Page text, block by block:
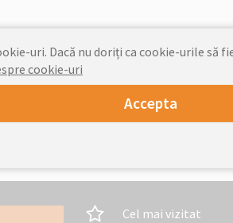
Cel mai vizitat
uri. Dacă nu doriți ca cookie-urile să
cookie-uri
Accepta